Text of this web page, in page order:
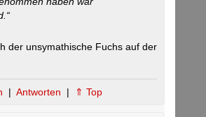
der unsymathische Fuchs auf der
| Antworten | ⇑ Top